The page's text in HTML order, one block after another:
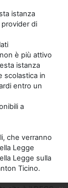
istanza
di
è più attivo
istanza
scolastica in
entro un
a
che verranno
Legge
Legge sulla
Ticino.